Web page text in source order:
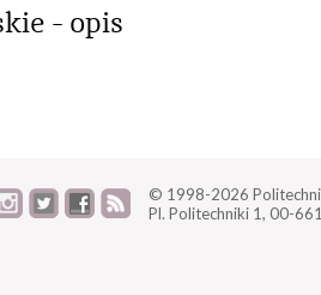
- opis
© 1998-2026
Pl. Politechniki 1, 00-